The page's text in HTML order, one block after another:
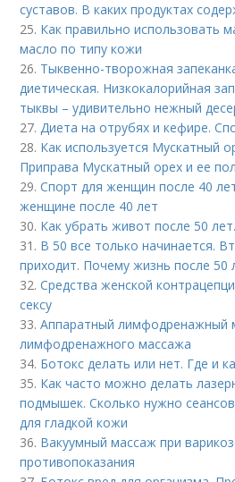
суставов. В каких продуктах
25. Как правильно использовать
масло по типу кожи
26. Тыквенно-творожная
диетическая. Низкокалорийная
тыквы – удивительно нежный
27.Диета на отрубях и кефире.
28. Как используется Мускатный
Приправа Мускатный орех и ее
29.Спорт для женщин после 40
женщине после 40 лет
30. Как убрать живот после 50
31. В 50 все только начинается.
приходит. Почему жизнь после 50
32.Средства женской
сексу
33.Аппаратный лимфодренажный
лимфодренажного массажа
34. Ботокс делать или нет. Где и
35. Как часто можно делать
подмышек. Сколько нужно
для гладкой кожи
36. Вакуумный массаж при
противопоказания